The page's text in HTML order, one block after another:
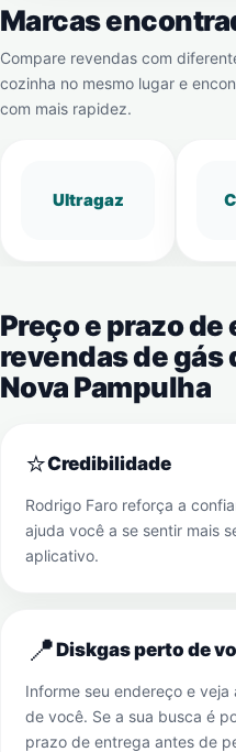
Marcas
Compare revendas com
cozinha no mesmo lugar e
com mais rapidez.
Ultragaz
Preço e prazo de
revendas de gás
Nova Pampulha
⭐Credibilidade
Rodrigo Faro reforça a
ajuda você a se sentir mais
aplicativo.
📍Diskgas perto de
Informe seu endereço e
de você. Se a sua busca é
prazo de entrega antes de